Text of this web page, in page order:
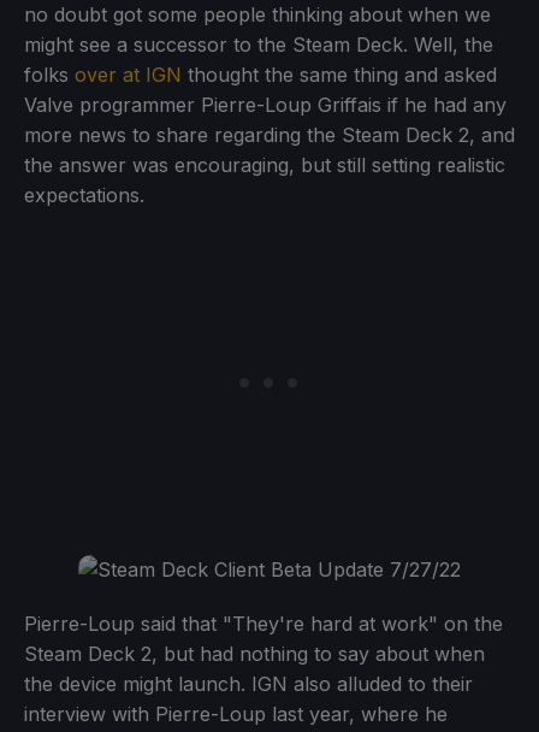
no doubt got some people thinking about when we
might see a successor to the Steam Deck. Well, the
folks over at IGN thought the same thing and asked
Valve programmer Pierre-Loup Griffais if he had any
more news to share regarding the Steam Deck 2, and
the answer was encouraging, but still setting realistic
expectations.
Pierre-Loup said that "They're hard at work" on the
Steam Deck 2, but had nothing to say about when
the device might launch. IGN also alluded to their
interview with Pierre-Loup last year, where he